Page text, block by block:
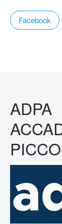
Facebook
ADPA